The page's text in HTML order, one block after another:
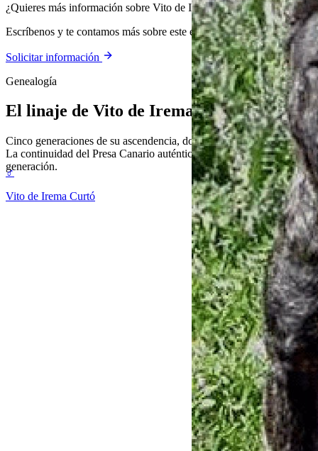
¿Quieres más información sobre Vito de Irema Curtó?
Escríbenos y te contamos más sobre este ejemplar y nuestra cría.
Solicitar información
Genealogía
El linaje de Vito de Irema Curtó
Cinco generaciones de su ascendencia, documentada y verificable.
La continuidad del Presa Canario auténtico, generación tras
generación.
♂
Vito de Irema Curtó